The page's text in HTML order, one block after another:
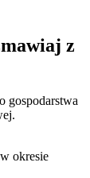
z
gospodarstwa
okresie